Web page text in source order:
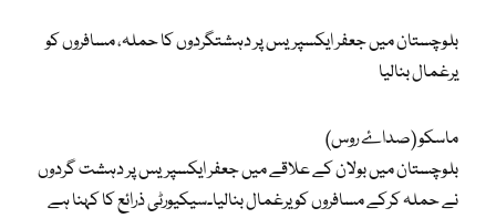
بلوچستان میں جعفر ایکسپریس پر دہشتگردوں کا حملہ، مسافروں کو
یرغمال بنالیا
ماسکو (صداۓ روس)
بلوچستان میں بولان کے علاقے میں جعفر ایکسپریس پر دہشت گردوں
نے حملہ کرکے مسافروں کو یرغمال بنالیا۔سیکیورٹی ذرائع کا کہنا ہے